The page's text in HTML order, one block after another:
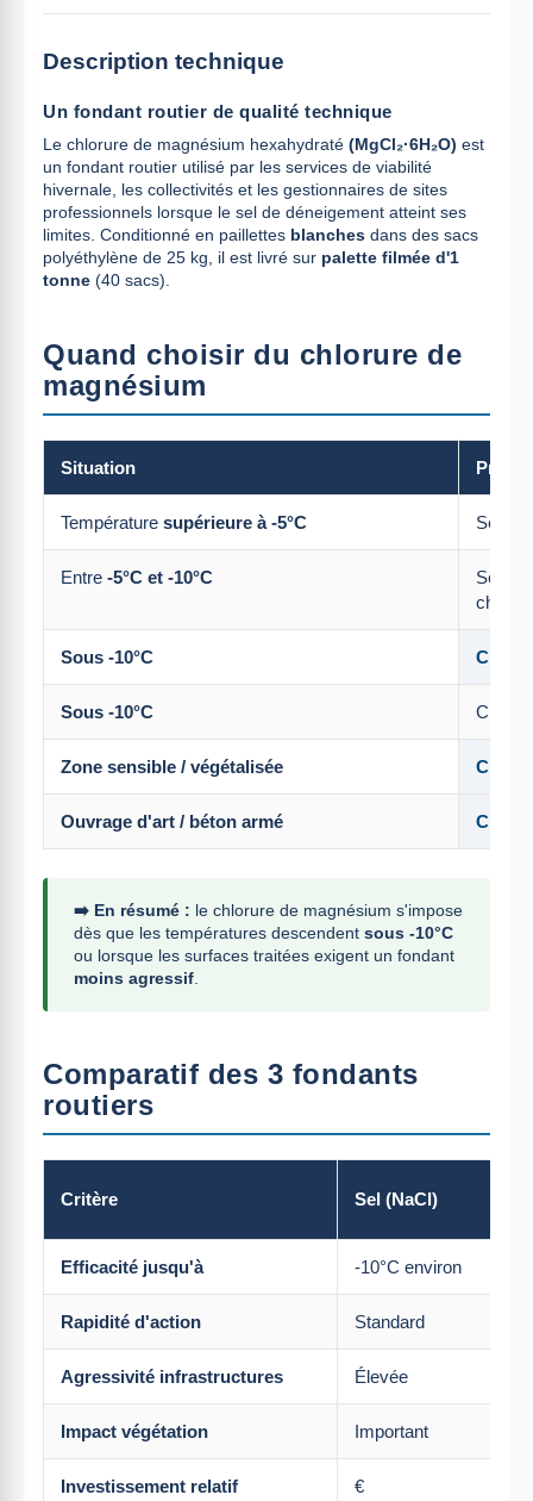
Description technique
Un fondant routier de qualité technique
Le chlorure de magnésium hexahydraté (MgCl₂·6H₂O) est
un fondant routier utilisé par les services de viabilité
hivernale, les collectivités et les gestionnaires de sites
professionnels lorsque le sel de déneigement atteint ses
limites. Conditionné en paillettes blanches dans des sacs
polyéthylène de 25 kg, il est livré sur palette filmée d'1
tonne (40 sacs).
Quand choisir du chlorure de
magnésium
Situation
Température supérieure à -5°C Sel de
Entre -5°C et -10°C
Sel de
Sous -10°C
Sous -10°C
Zone sensible / végétalisée
Ouvrage d'art / béton armé
➡️ En résumé : le chlorure de magnésium s'impose
dès que les températures descendent sous -10°C
ou lorsque les surfaces traitées exigent un fondant
moins agressif
Comparatif des 3 fondants
routiers
Critère Sel (NaCl)
Efficacité jusqu'à -10°C environ
Rapidité d'action Standard
Agressivité infrastructures Élevée
Impact végétation Important
Investissement relatif €